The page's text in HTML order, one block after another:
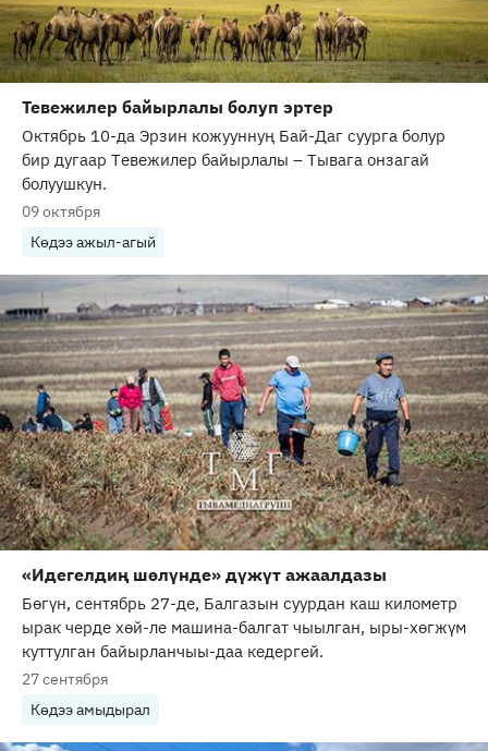
Тевежилер байырлалы болуп эртер
Октябрь 10-да Эрзин кожууннуң Бай-Даг суурга болур
бир дугаар Тевежилер байырлалы – Тывага онзагай
болуушкун.
09 октября
Көдээ ажыл-агый
«Идегелдиң шөлүнде» дүжүт ажаалдазы
Бөгүн, сентябрь 27-де, Балгазын суурдан каш километр
ырак черде хөй-ле машина-балгат чыылган, ыры-хөгжүм
куттулган байырланчыы-даа кедергей.
27 сентября
Көдээ амыдырал